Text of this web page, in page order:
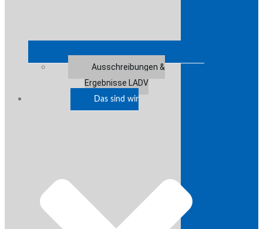
Ausschreibungen &
Ergebnisse LADV
Das sind wir